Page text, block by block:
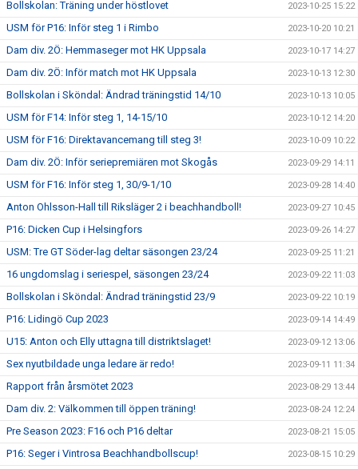
Bollskolan: Träning under höstlovet 2023-10-25 15:22
USM för P16: Inför steg 1 i Rimbo 2023-10-20 10:21
Dam div. 2Ö: Hemmaseger mot HK Uppsala 2023-10-17 14:27
Dam div. 2Ö: Inför match mot HK Uppsala 2023-10-13 12:30
Bollskolan i Sköndal: Ändrad träningstid 14/10 2023-10-13 10:05
USM för F14: Inför steg 1, 14-15/10 2023-10-12 14:20
USM för F16: Direktavancemang till steg 3! 2023-10-09 10:22
Dam div. 2Ö: Inför seriepremiären mot Skogås 2023-09-29 14:11
USM för F16: Inför steg 1, 30/9-1/10 2023-09-28 14:40
Anton Ohlsson-Hall till Riksläger 2 i beachhandboll! 2023-09-27 10:45
P16: Dicken Cup i Helsingfors 2023-09-26 14:27
USM: Tre GT Söder-lag deltar säsongen 23/24 2023-09-25 11:21
16 ungdomslag i seriespel, säsongen 23/24 2023-09-22 11:03
Bollskolan i Sköndal: Ändrad träningstid 23/9 2023-09-22 10:19
P16: Lidingö Cup 2023 2023-09-14 14:49
U15: Anton och Elly uttagna till distriktslaget! 2023-09-12 13:06
Sex nyutbildade unga ledare är redo! 2023-09-11 11:34
Rapport från årsmötet 2023 2023-08-29 13:44
Dam div. 2: Välkommen till öppen träning! 2023-08-24 12:24
Pre Season 2023: F16 och P16 deltar 2023-08-21 15:05
P16: Seger i Vintrosa Beachhandbollscup! 2023-08-15 10:29